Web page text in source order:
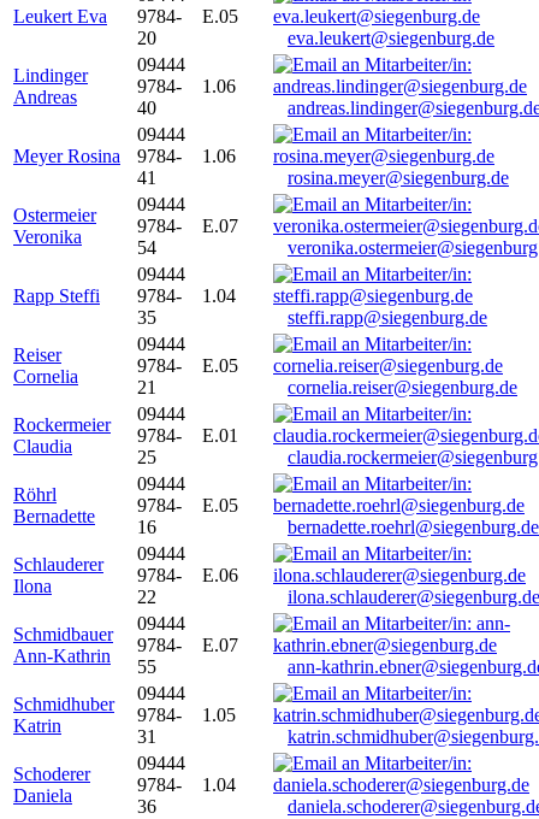
Leukert Eva
9784-
20
E.05
eva.leukert@siegenburg.de
Lindinger
Andreas
09444
9784-
40
1.06
Meyer Rosina
09444
9784-
41
1.06
rosina.meyer@siegenburg.de
Ostermeier
Veronika
09444
9784-
54
E.07
Rapp Steffi
09444
9784-
35
1.04
steffi.rapp@siegenburg.de
Reiser
Cornelia
09444
9784-
21
E.05
cornelia.reiser@siegenburg.de
Rockermeier
Claudia
09444
9784-
25
E.01
Röhrl
Bernadette
09444
9784-
16
E.05
bernadette.roehrl@siegenburg.de
Schlauderer
Ilona
09444
9784-
22
E.06
ilona.schlauderer@siegenburg.de
Schmidbauer
Ann-Kathrin
09444
9784-
55
E.07
ann-
Schmidhuber
Katrin
09444
9784-
31
1.05
Schoderer
Daniela
09444
9784-
36
1.04